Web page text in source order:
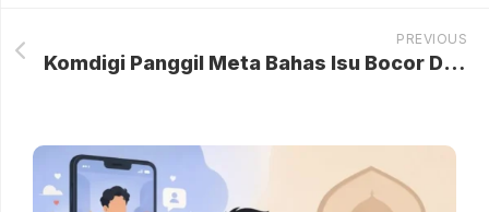
PREVIOUS
Komdigi Panggil Meta Bahas Isu Bocor Data Instagram dan Polemik Reset Kata Sandi